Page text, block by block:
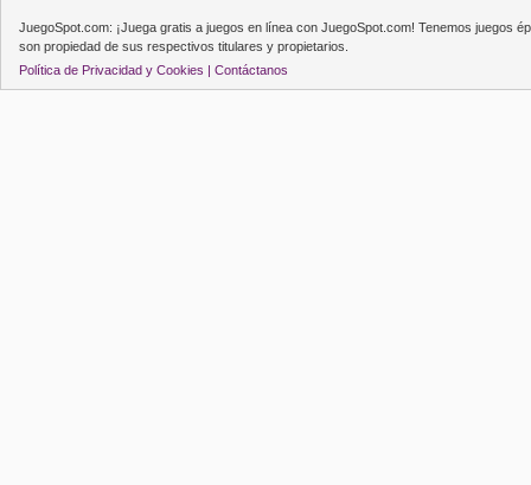
JuegoSpot.com: ¡Juega gratis a juegos en línea con JuegoSpot.com! Tenemos juegos
son propiedad de sus respectivos titulares y propietarios.
Política de Privacidad y Cookies | Contáctanos